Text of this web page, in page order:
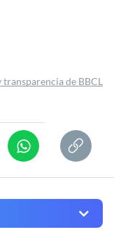
transparencia de BBCL